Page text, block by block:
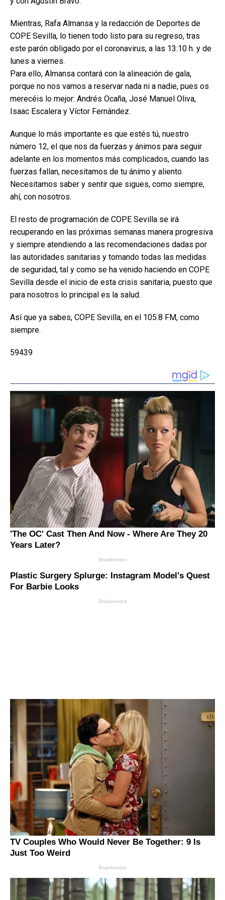
Mientras, Rafa Almansa y la redacción de Deportes de
COPE Sevilla, lo tienen todo listo para su regreso, tras
este parón obligado por el coronavirus, a las 13:10 h. y de
lunes a viernes.
Para ello, Almansa contará con la alineación de gala,
porque no nos vamos a reservar nada ni a nadie, pues os
merecéis lo mejor: Andrés Ocaña, José Manuel Oliva,
Isaac Escalera y Víctor Fernández.
Aunque lo más importante es que estés tú, nuestro
número 12, el que nos da fuerzas y ánimos para seguir
adelante en los momentos más complicados, cuando las
fuerzas fallan, necesitamos de tu ánimo y aliento.
Necesitamos saber y sentir que sigues, como siempre,
ahí, con nosotros.
El resto de programación de COPE Sevilla se irá
recuperando en las próximas semanas manera progresiva
y siempre atendiendo a las recomendaciones dadas por
las autoridades sanitarias y tomando todas las medidas
de seguridad, tal y como se ha venido haciendo en COPE
Sevilla desde el inicio de esta crisis sanitaria, puesto que
para nosotros lo principal es la salud.
Así que ya sabes, COPE Sevilla, en el 105.8 FM, como
siempre.
59439